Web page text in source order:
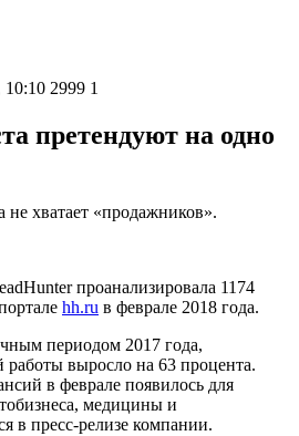
10:10 2999 1
претендуют на одно
не хватает «продажников».
проанализировала 1174
hh.ru в феврале 2018 года.
периодом 2017 года,
работы выросло на 63 процента.
в феврале появилось для
медицины и
в пресс-релизе компании.